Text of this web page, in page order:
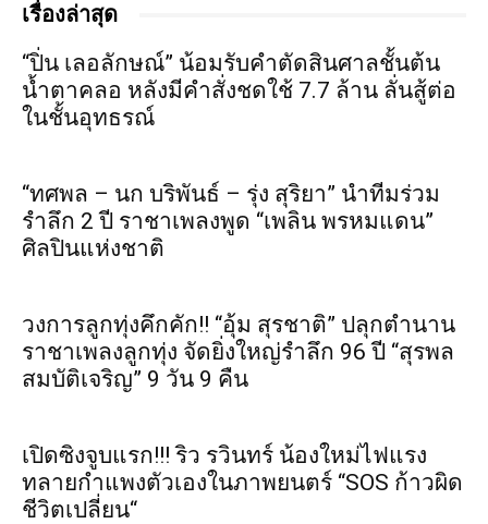
เรื่องล่าสุด
“ปิ่น เลอลักษณ์” น้อมรับคำตัดสินศาลชั้นต้น
น้ำตาคลอ หลังมีคำสั่งชดใช้ 7.7 ล้าน ลั่นสู้ต่อ
ในชั้นอุทธรณ์
“ทศพล – นก บริพันธ์ – รุ่ง สุริยา” นำทีมร่วม
รำลึก 2 ปี ราชาเพลงพูด “เพลิน พรหมแดน”
ศิลปินแห่งชาติ
วงการลูกทุ่งคึกคัก!! “อุ้ม สุรชาติ” ปลุกตำนาน
ราชาเพลงลูกทุ่ง จัดยิ่งใหญ่รำลึก 96 ปี “สุรพล
สมบัติเจริญ” 9 วัน 9 คืน
เปิดซิงจูบแรก!!! ริว รวินทร์ น้องใหม่ไฟแรง
ทลายกำแพงตัวเองในภาพยนตร์ “SOS ก้าวผิด
ชีวิตเปลี่ยน“